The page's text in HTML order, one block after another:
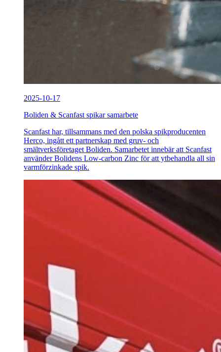
2025-10-17
Boliden & Scanfast spikar samarbete
Scanfast har, tillsammans med den polska spikproducenten
Herco, ingått ett partnerskap med gruv- och
smältverksföretaget Boliden. Samarbetet innebär att Scanfast
använder Bolidens Low-carbon Zinc för att ytbehandla all sin
varmförzinkade spik.